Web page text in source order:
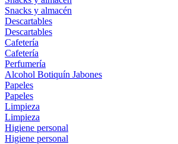
Snacks y almacén
Descartables
Descartables
Cafetería
Cafetería
Perfumería
Alcohol Botiquín Jabones
Papeles
Papeles
Limpieza
Limpieza
Higiene personal
Higiene personal